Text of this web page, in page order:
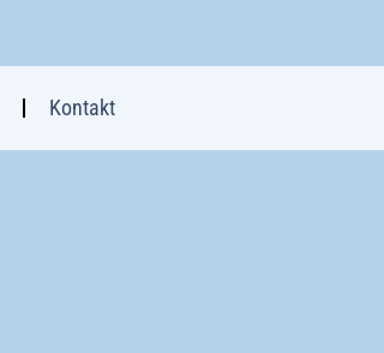
Kontakt